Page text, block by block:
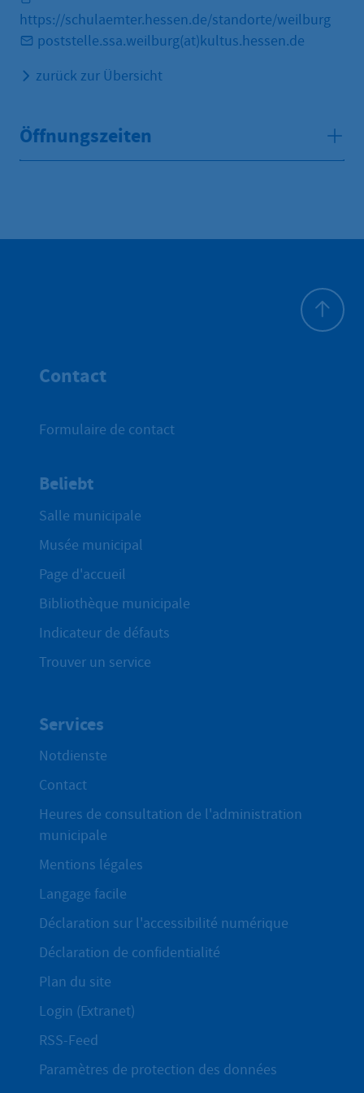
https://schulaemter.hessen.de/standorte/weilburg
poststelle.ssa.weilburg(at)kultus.hessen.de
zurück zur Übersicht
Öffnungszeiten
Contact
Formulaire de contact
Beliebt
Salle municipale
Musée municipal
Page d'accueil
Bibliothèque municipale
Indicateur de défauts
Trouver un service
Services
Notdienste
Contact
Heures de consultation de l'administration
municipale
Mentions légales
Langage facile
Déclaration sur l'accessibilité numérique
Déclaration de confidentialité
Plan du site
Login (Extranet)
RSS-Feed
Paramètres de protection des données